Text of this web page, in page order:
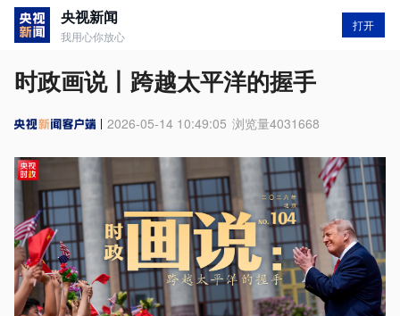
央视新闻
我用心你放心
打开
时政画说丨跨越太平洋的握手
2026-05-14 10:49:05 浏览量4031668